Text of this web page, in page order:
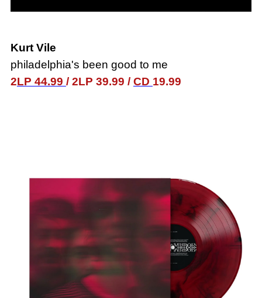
Kurt Vile
philadelphia's been good to me
2LP 44.99 / 2LP 39.99 / CD 19.99